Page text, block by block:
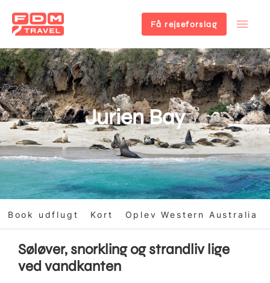
Gå
til
hovedindhold
Få rejseforslag
Jurien Bay
Book udflugt Kort Oplev Western Australia
Søløver, snorkling og strandliv lige
ved vandkanten